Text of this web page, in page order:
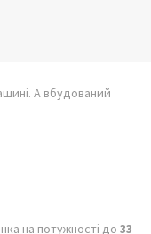
А вбудований
на потужності до 33